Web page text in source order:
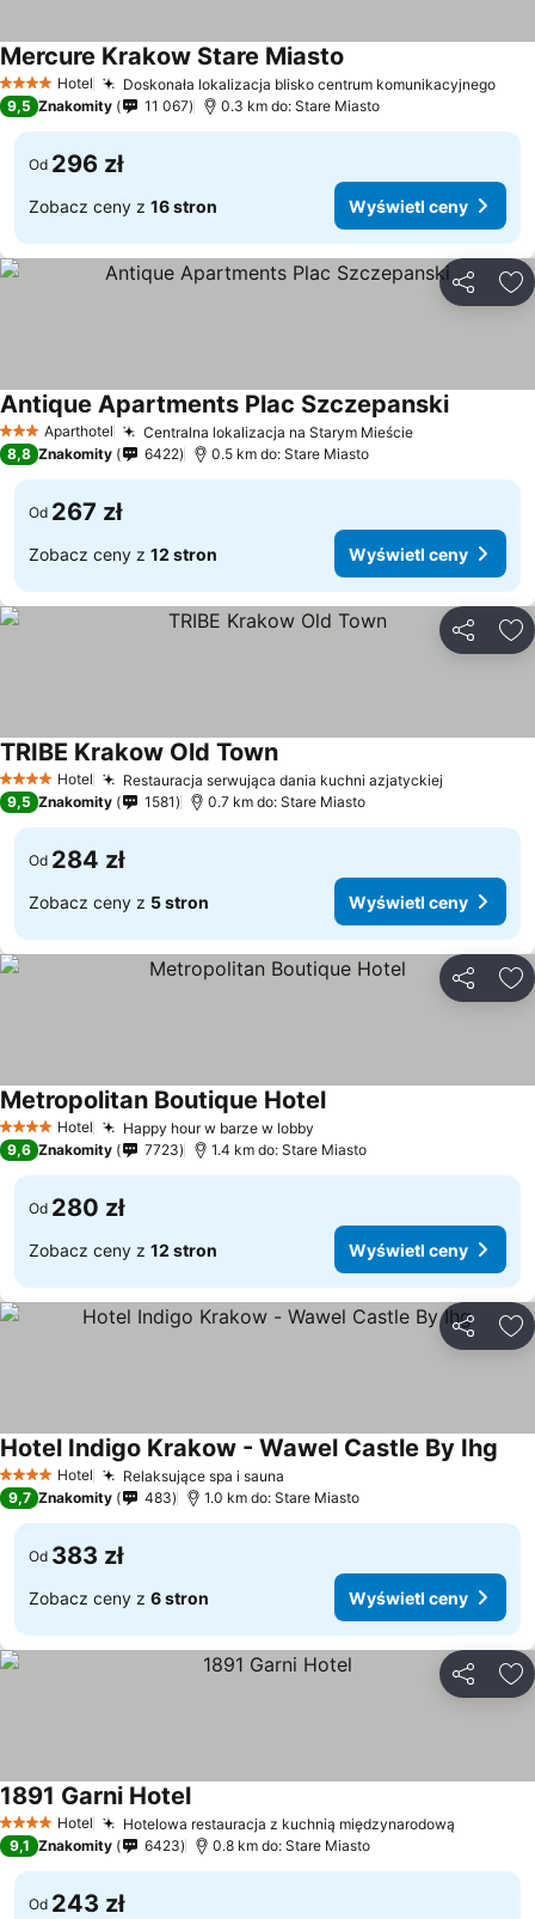
4 KategoriaHotel Doskonała lokalizacja blisko centrum komunikacyjnego
Mercure Krakow Stare Miasto
9,5 Znakomity 11 067 0.3 km do: Stare Miasto
Od 296 zł
Zobacz ceny z 16 stron Wyświetl ceny
3 KategoriaAparthotel Centralna lokalizacja na Starym Mieście
Antique Apartments Plac Szczepanski
8,8 Znakomity 6422 0.5 km do: Stare Miasto
Od 267 zł
Zobacz ceny z 12 stron Wyświetl ceny
4 KategoriaHotel Restauracja serwująca dania kuchni azjatyckiej
TRIBE Krakow Old Town
9,5 Znakomity 1581 0.7 km do: Stare Miasto
Od 284 zł
Zobacz ceny z 5 stron Wyświetl ceny
4 KategoriaHotel Happy hour w barze w lobby
Metropolitan Boutique Hotel
9,6 Znakomity 7723 1.4 km do: Stare Miasto
Od 280 zł
Zobacz ceny z 12 stron Wyświetl ceny
4 KategoriaHotel Relaksujące spa i sauna
Hotel Indigo Krakow - Wawel Castle By Ihg
9,7 Znakomity 483 1.0 km do: Stare Miasto
Od 383 zł
Zobacz ceny z 6 stron Wyświetl ceny
4 KategoriaHotel Hotelowa restauracja z kuchnią międzynarodową
1891 Garni Hotel
9,1 Znakomity 6423 0.8 km do: Stare Miasto
Od 243 zł